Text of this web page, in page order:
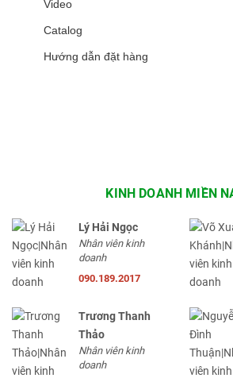
Video
Catalog
Hướng dẫn đặt hàng
KINH DOANH MIỀN
Lý Hải Ngọc
Nhân viên kinh
doanh
090.189.2017
Trương Thanh
Thảo
Nhân viên kinh
doanh